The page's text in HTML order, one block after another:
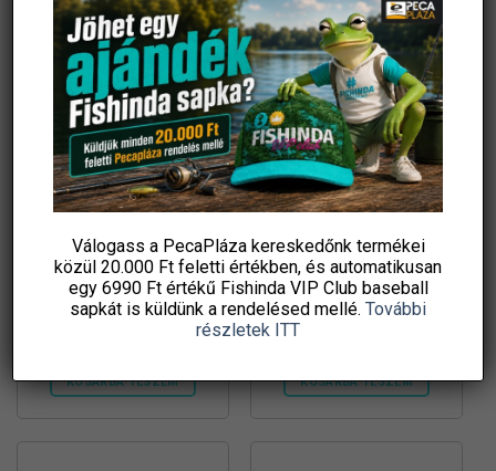
-42%
KIÁRUSÍTÁS Botzsák
Delphin HAZARD – 150cm
27 579Ft Original
15 990FtCurrent
price
KOSÁRBA TESZEM
Trabucco Gnt Match Eva
Keepnet Bag XL, száktartó
26 410Ft
KOSÁRBA TESZEM
Válogass a PecaPláza kereskedőnk termékei
közül 20.000 Ft feletti értékben, és automatikusan
egy 6990 Ft értékű Fishinda VIP Club baseball
sapkát is küldünk a rendelésed mellé. További
részletek ITT